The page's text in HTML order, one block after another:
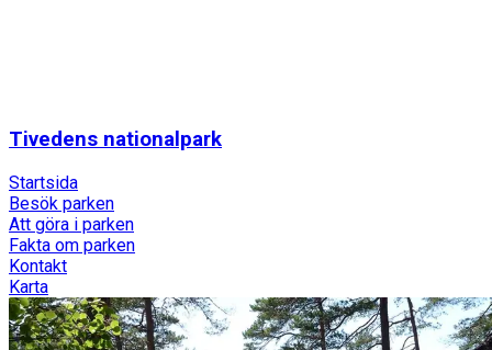
Tivedens nationalpark
Startsida
Besök parken
Att göra i parken
Fakta om parken
Kontakt
Karta